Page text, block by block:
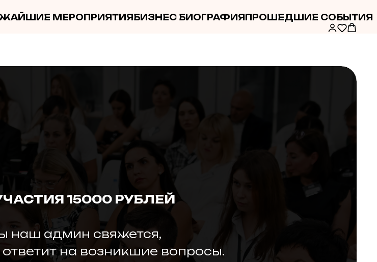
МЕРОПРИЯТИЯ БИЗНЕС БИОГРАФИЯ ПРОШЕДШИЕ СОБЫТИЯ
15000 РУБЛЕЙ
наш админ свяжется,
на возникшие вопросы.